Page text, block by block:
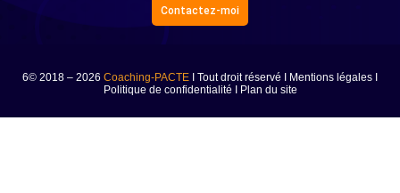
Contactez-moi
6© 2018 – 2026 Coaching-PACTE I Tout droit réservé I Mentions légales I
Politique de confidentialité I Plan du site